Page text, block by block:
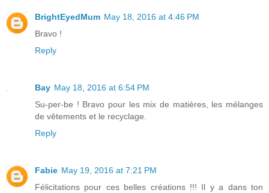
BrightEyedMum May 18, 2016 at 4:46 PM
Bravo !
Reply
Bay May 18, 2016 at 6:54 PM
Su-per-be ! Bravo pour les mix de matières, les mélanges
de vêtements et le recyclage.
Reply
Fabie May 19, 2016 at 7:21 PM
Félicitations pour ces belles créations !!! Il y a dans ton